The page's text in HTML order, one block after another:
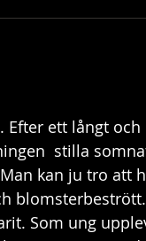
Efter ett långt och
stilla
kan ju tro att
Som ung